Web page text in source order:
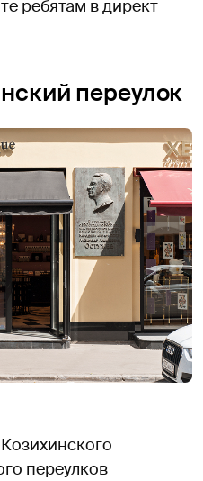
ребятам в директ
переулок
переулков